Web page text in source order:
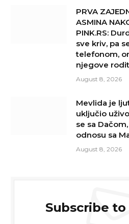
PRVA
ASMINA
PINK.RS:
sve kriv, pa
telefonom,
njegove
August 8, 2026
Mevlida je
uključio
se sa
odnosu sa
August 8, 2026
Subscribe